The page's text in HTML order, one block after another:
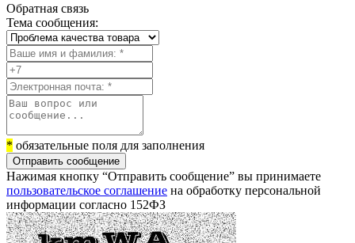
Обратная связь
Тема сообщения:
* обязательные поля для заполнения
Отправить сообщение
Нажимая кнопку “Отправить сообщение” вы принимаете
пользовательское соглашение на обработку персональной
информации согласно 152ФЗ